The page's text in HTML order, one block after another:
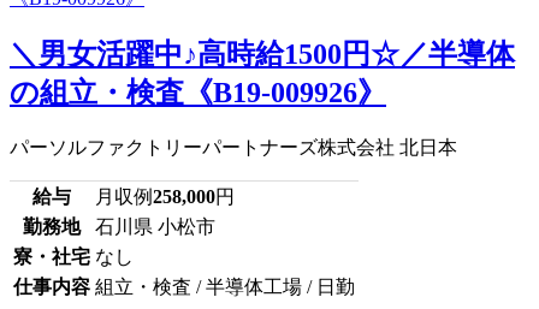
＼男女活躍中♪高時給1500円☆／半導体
の組立・検査《B19-009926》
パーソルファクトリーパートナーズ株式会社 北日本
給与 月収例258,000円
勤務地
石川県 小松市
寮・社宅 なし
仕事内容 組立・検査 / 半導体工場 / 日勤